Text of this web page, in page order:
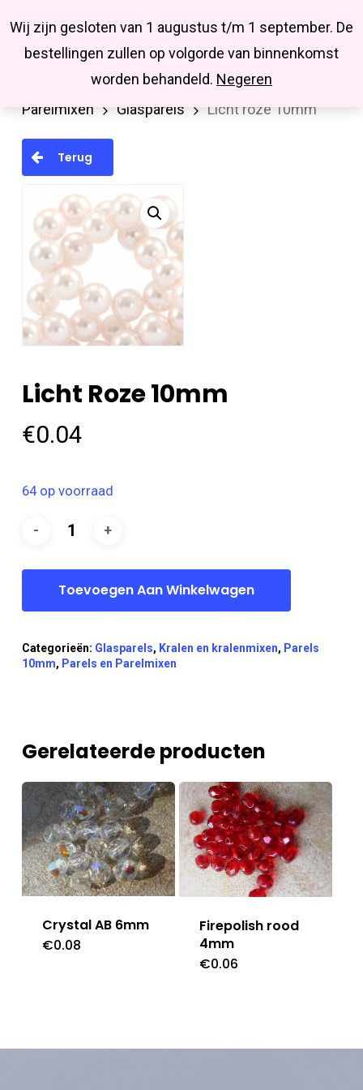
Wij zijn gesloten van 1 augustus t/m 1 september. De
bestellingen zullen op volgorde van binnenkomst
worden behandeld. Negeren
main
Missbluesieraden
searchaccount
Kralen en kralenmixen
Parels en
Parelmixen
Glasparels Licht roze 10mm
Terug
Licht Roze 10mm
€0.04
64 op voorraad
Toevoegen Aan Winkelwagen
Categorieën: Glasparels, Kralen en kralenmixen, Parels
10mm, Parels en Parelmixen
Gerelateerde producten
Crystal AB 6mm
€0.08
Firepolish rood
4mm
€0.06
Close